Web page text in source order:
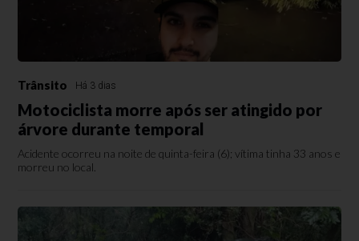
Trânsito Há 3 dias
Motociclista morre após ser atingido por
árvore durante temporal
Acidente ocorreu na noite de quinta-feira (6); vítima tinha 33 anos e
morreu no local.